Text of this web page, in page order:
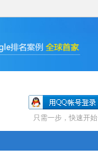
只需一步，快速开始